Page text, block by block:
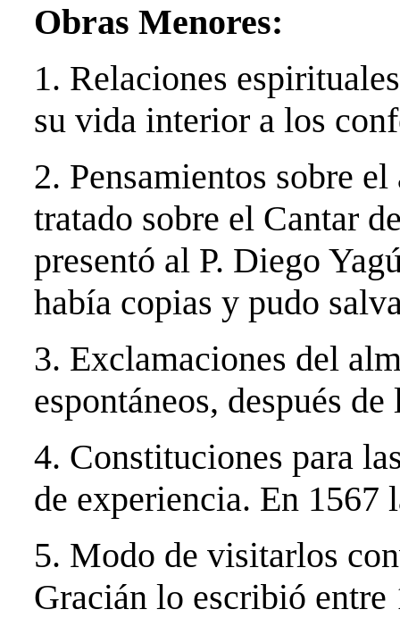
Obras Menores:
1. Relaciones
su vida interior a los
2. Pensamientos sobre
tratado sobre el Cantar
presentó al P. Diego
había copias y pudo
3. Exclamaciones del
espontáneos, después
4. Constituciones para
de experiencia. En 1567
5. Modo de visitarlos
Gracián lo escribió entre